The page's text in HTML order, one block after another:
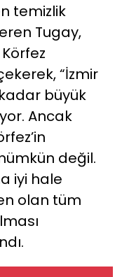
temizlik
Tugay,
“İzmir
büyük
Ancak
değil.
iyi hale
olan tüm